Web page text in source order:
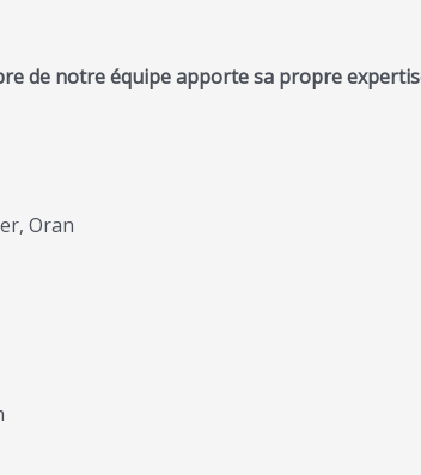
de notre équipe apporte sa propre
Oran